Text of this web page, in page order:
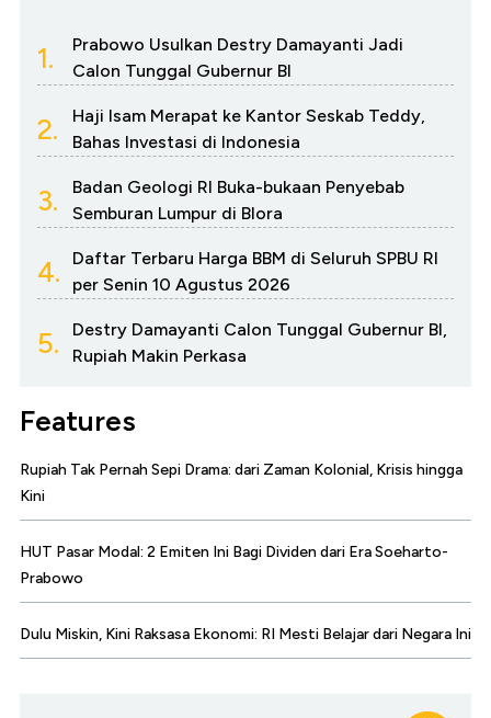
1.
Prabowo Usulkan Destry Damayanti Jadi
Calon Tunggal Gubernur BI
2.
Haji Isam Merapat ke Kantor Seskab Teddy,
Bahas Investasi di Indonesia
3.
Badan Geologi RI Buka-bukaan Penyebab
Semburan Lumpur di Blora
4.
Daftar Terbaru Harga BBM di Seluruh SPBU RI
per Senin 10 Agustus 2026
5.
Destry Damayanti Calon Tunggal Gubernur BI,
Rupiah Makin Perkasa
Features
Rupiah Tak Pernah Sepi Drama: dari Zaman Kolonial, Krisis hingga
Kini
HUT Pasar Modal: 2 Emiten Ini Bagi Dividen dari Era Soeharto-
Prabowo
Dulu Miskin, Kini Raksasa Ekonomi: RI Mesti Belajar dari Negara Ini